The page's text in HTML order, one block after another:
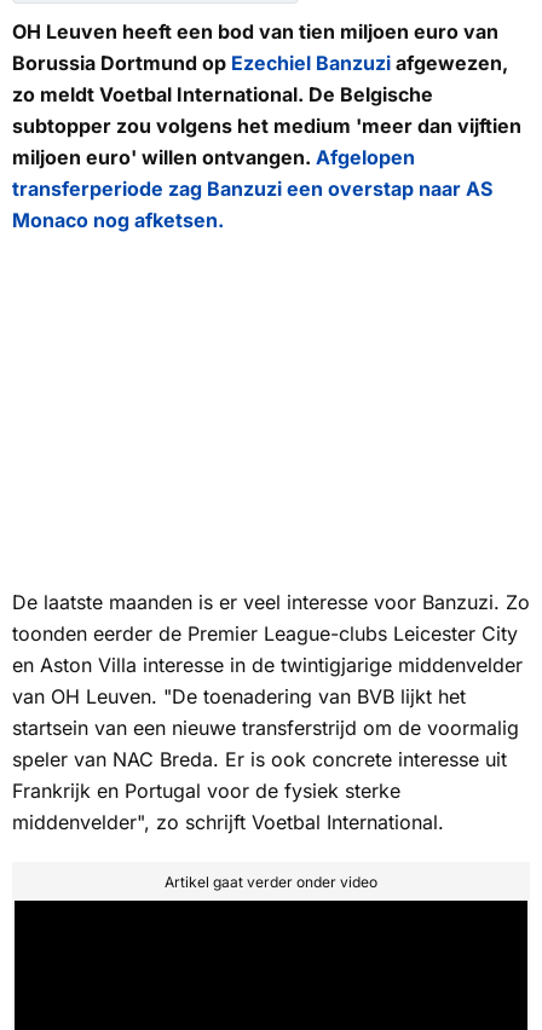
OH Leuven heeft een bod van tien miljoen euro van
Borussia Dortmund op Ezechiel Banzuzi afgewezen,
zo meldt Voetbal International. De Belgische
subtopper zou volgens het medium 'meer dan vijftien
miljoen euro' willen ontvangen. Afgelopen
transferperiode zag Banzuzi een overstap naar AS
Monaco nog afketsen.
De laatste maanden is er veel interesse voor Banzuzi. Zo
toonden eerder de Premier League-clubs Leicester City
en Aston Villa interesse in de twintigjarige middenvelder
van OH Leuven. "De toenadering van BVB lijkt het
startsein van een nieuwe transferstrijd om de voormalig
speler van NAC Breda. Er is ook concrete interesse uit
Frankrijk en Portugal voor de fysiek sterke
middenvelder", zo schrijft Voetbal International.
Artikel gaat verder onder video